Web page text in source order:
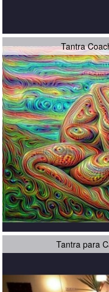
Tantra
Tantra para